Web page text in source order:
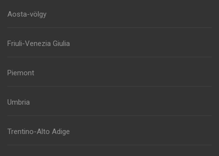
Aosta-völgy
Friuli-Venezia Giulia
Piemont
Umbria
Trentino-Alto Adige